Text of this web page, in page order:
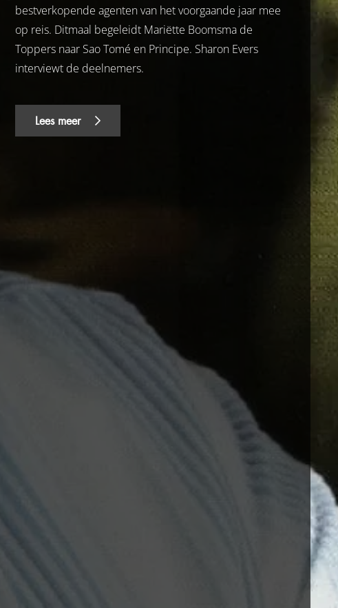
bestverkopende agenten van het voorgaande jaar mee
op reis. Ditmaal begeleidt Mariëtte Boomsma de
Toppers naar Sao Tomé en Principe. Sharon Evers
interviewt de deelnemers.
Lees meer